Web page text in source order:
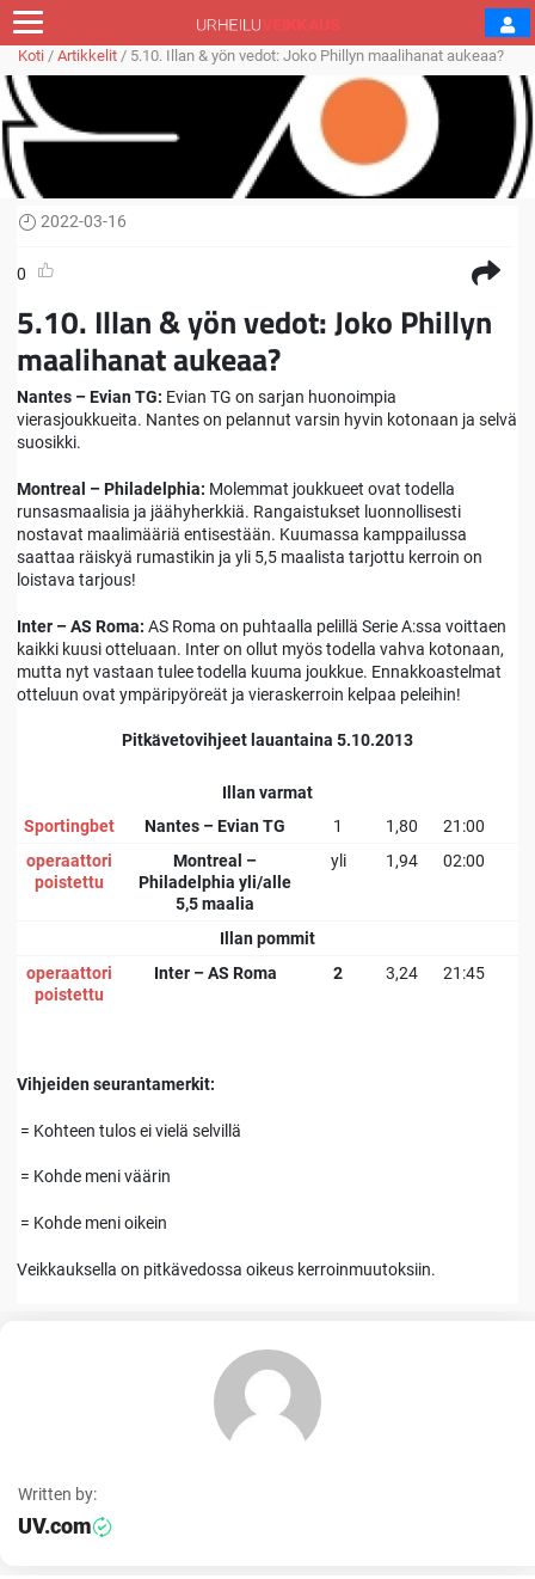
Koti / Artikkelit / 5.10. Illan & yön vedot: Joko Phillyn maalihanat aukeaa?
2022-03-16
0
5.10. Illan & yön vedot: Joko Phillyn
maalihanat aukeaa?
Nantes – Evian TG: Evian TG on sarjan huonoimpia
vierasjoukkueita. Nantes on pelannut varsin hyvin kotonaan ja selvä
suosikki.
Montreal – Philadelphia: Molemmat joukkueet ovat todella
runsasmaalisia ja jäähyherkkiä. Rangaistukset luonnollisesti
nostavat maalimääriä entisestään. Kuumassa kamppailussa
saattaa räiskyä rumastikin ja yli 5,5 maalista tarjottu kerroin on
loistava tarjous!
Inter – AS Roma: AS Roma on puhtaalla pelillä Serie A:ssa voittaen
kaikki kuusi otteluaan. Inter on ollut myös todella vahva kotonaan,
mutta nyt vastaan tulee todella kuuma joukkue. Ennakkoastelmat
otteluun ovat ympäripyöreät ja vieraskerroin kelpaa peleihin!
Pitkävetovihjeet lauantaina 5.10.2013
Illan varmat
Sportingbet
Nantes – Evian TG 1 1,80
21:00
operaattori
poistettu
Montreal –
Philadelphia yli/alle
5,5 maalia
yli 1,94 02:00
Illan pommit
operaattori
poistettu
Inter – AS Roma 2 3,24 21:45
Vihjeiden seurantamerkit:
= Kohteen tulos ei vielä selvillä
= Kohde meni väärin
= Kohde meni oikein
Veikkauksella on pitkävedossa oikeus kerroinmuutoksiin.
Written by:
UV.com